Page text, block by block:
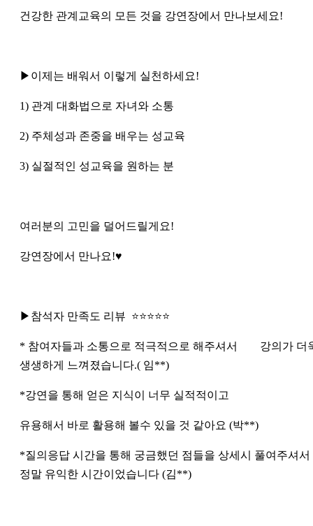
건강한 관계교육의 모든 것을 강연장에서 만나보세요!
▶이제는 배워서 이렇게 실천하세요!
1) 관계 대화법으로 자녀와 소통
2) 주체성과 존중을 배우는 성교육
3) 실절적인 성교육을 원하는 분
여러분의 고민을 덜어드릴게요!
강연장에서 만나요!♥
▶참석자 만족도 리뷰 ⭐⭐⭐⭐⭐
* 참여자들과 소통으로 적극적으로 해주셔서 강의가 더
생생하게 느껴졌습니다.( 임**)
*강연을 통해 얻은 지식이 너무 실적적이고
유용해서 바로 활용해 볼수 있을 것 같아요 (박**)
*질의응답 시간을 통해 궁금했던 점들을 상세시 풀여주셔서
정말 유익한 시간이었습니다 (김**)